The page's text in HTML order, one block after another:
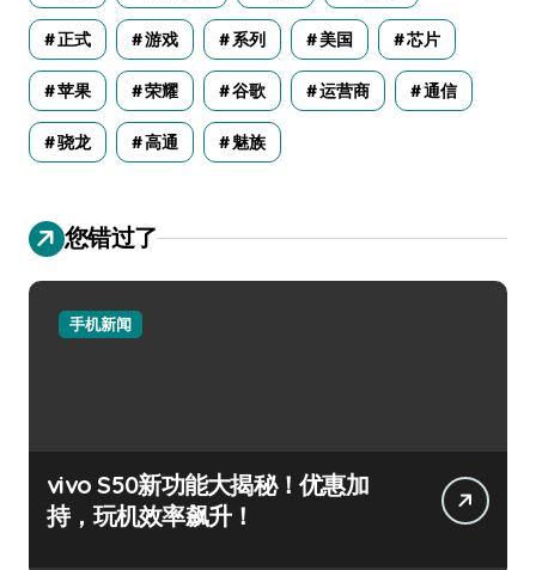
正式 游戏 系列 美国 芯片
苹果 荣耀 谷歌 运营商 通信
骁龙 高通 魅族
您错过了
手机新闻
vivo S50新功能大揭秘！优惠加
持，玩机效率飙升！